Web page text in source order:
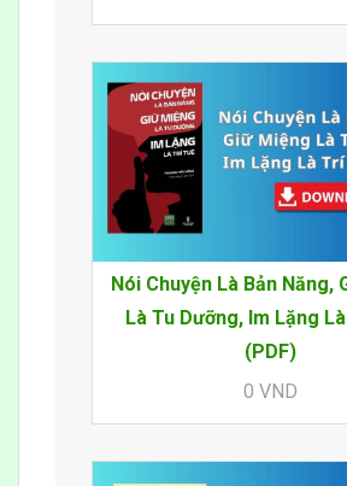
Nói Chuyện Là Bản Năng,
Là Tu Dưỡng, Im Lặng
(PDF)
0 VND